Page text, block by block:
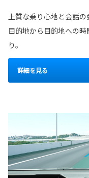
上質な乗り心地と会話の
目的地から目的地への
り。
詳細を見る